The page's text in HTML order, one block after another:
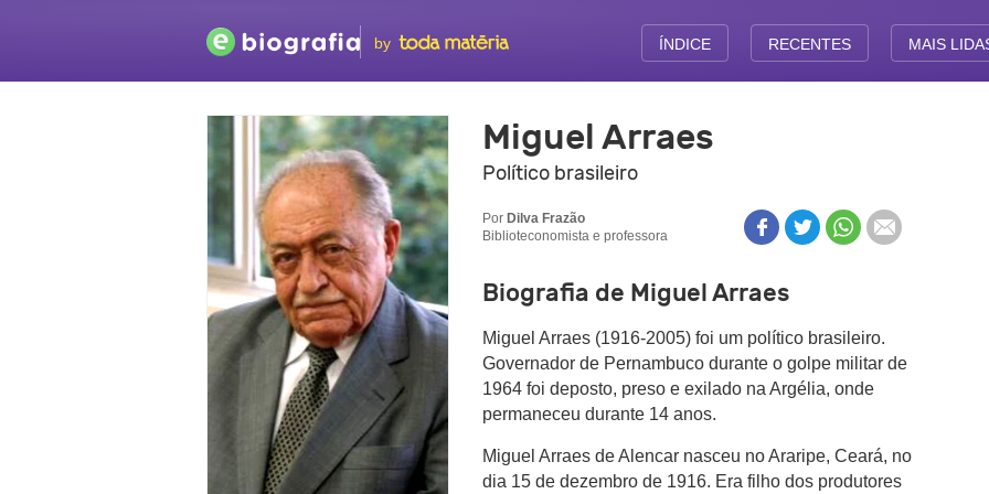
by ÍNDICE RECENTES MAIS
Miguel Arraes
Político brasileiro
Por Dilva Frazão
Biblioteconomista e professora
Biografia de Miguel Arraes
Miguel Arraes (1916-2005) foi um político brasileiro.
Governador de Pernambuco durante o golpe militar de
1964 foi deposto, preso e exilado na Argélia, onde
permaneceu durante 14 anos.
Miguel Arraes de Alencar nasceu no Araripe, Ceará, no
dia 15 de dezembro de 1916. Era filho dos produtores